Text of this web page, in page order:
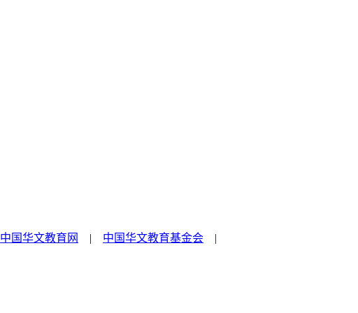
中国华文教育网 | 中国华文教育基金会 |